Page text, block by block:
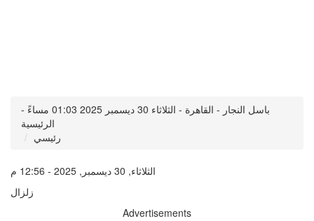
باسل النجار - القاهرة - الثلاثاء 30 ديسمبر 2025 01:03 مساءً -
الرئيسية
رئيسي
الثلاثاء, 30 ديسمبر, 2025 - 12:56 م
زلزال
Advertisements